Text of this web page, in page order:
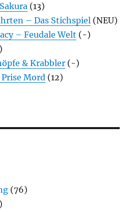
(13)
– Das Stichspiel (NEU)
– Feudale Welt (-)
& Krabbler (-)
Prise Mord (12)
(76)